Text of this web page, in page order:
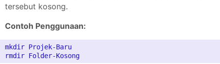
tersebut kosong.
Contoh Penggunaan:
mkdir Projek-Baru